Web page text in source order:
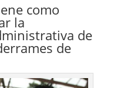
como
la
de
de